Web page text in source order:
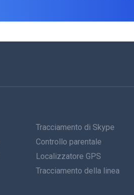
Tracciamento di Skype
Controllo parentale
Localizzatore GPS
Tracciamento della linea